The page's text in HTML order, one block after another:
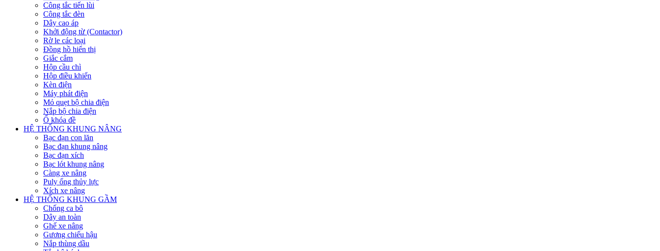
Công tắc tiến lùi
Công tắc đèn
Dây cao áp
Khởi động từ (Contactor)
Rờ le các loại
Đồng hồ hiển thị
Giắc cắm
Hộp cầu chì
Hộp điều khiển
Kèn điện
Máy phát điện
Mỏ quẹt bộ chia điện
Nắp bộ chia điện
Ổ khóa đề
HỆ THỐNG KHUNG NÂNG
Bạc đạn con lăn
Bạc đạn khung nâng
Bạc đạn xích
Bạc lót khung nâng
Càng xe nâng
Puly ống thủy lực
Xích xe nâng
HỆ THỐNG KHUNG GẦM
Chống ca bô
Dây an toàn
Ghế xe nâng
Gương chiếu hậu
Nắp thùng dầu